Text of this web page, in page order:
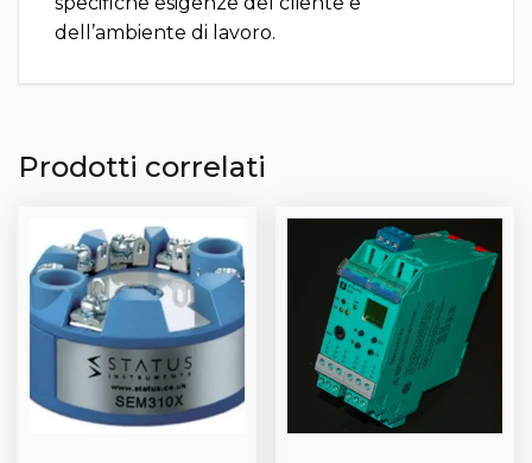
dell’ambiente di lavoro.
Prodotti correlati